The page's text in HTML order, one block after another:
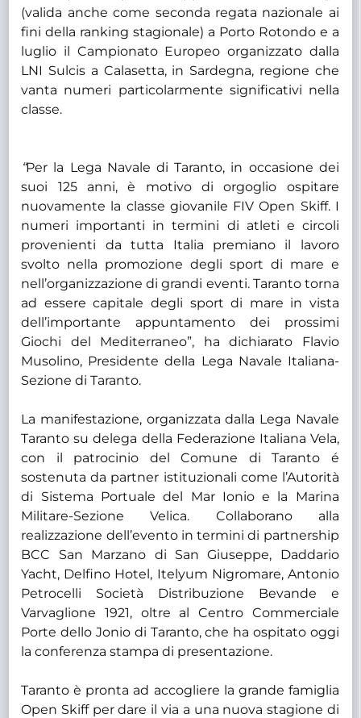
(valida anche come seconda regata nazionale ai
fini della ranking stagionale) a Porto Rotondo e a
luglio il Campionato Europeo organizzato dalla
LNI Sulcis a Calasetta, in Sardegna, regione che
vanta numeri particolarmente significativi nella
classe.
“Per la Lega Navale di Taranto, in occasione dei
suoi 125 anni, è motivo di orgoglio ospitare
nuovamente la classe giovanile FIV Open Skiff. I
numeri importanti in termini di atleti e circoli
provenienti da tutta Italia premiano il lavoro
svolto nella promozione degli sport di mare e
nell’organizzazione di grandi eventi. Taranto torna
ad essere capitale degli sport di mare in vista
dell’importante appuntamento dei prossimi
Giochi del Mediterraneo”, ha dichiarato Flavio
Musolino, Presidente della Lega Navale Italiana-
Sezione di Taranto.
La manifestazione, organizzata dalla Lega Navale
Taranto su delega della Federazione Italiana Vela,
con il patrocinio del Comune di Taranto é
sostenuta da partner istituzionali come l’Autorità
di Sistema Portuale del Mar Ionio e la Marina
Militare-Sezione Velica. Collaborano alla
realizzazione dell’evento in termini di partnership
BCC San Marzano di San Giuseppe, Daddario
Yacht, Delfino Hotel, Itelyum Nigromare, Antonio
Petrocelli Società Distribuzione Bevande e
Varvaglione 1921, oltre al Centro Commerciale
Porte dello Jonio di Taranto, che ha ospitato oggi
la conferenza stampa di presentazione.
Taranto è pronta ad accogliere la grande famiglia
Open Skiff per dare il via a una nuova stagione di